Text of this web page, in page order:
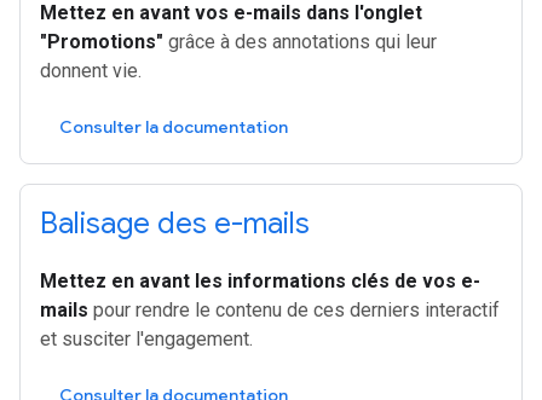
Mettez en avant vos e-mails dans l'onglet
"Promotions" grâce à des annotations qui leur
donnent vie.
Consulter la documentation
Balisage des e-mails
Mettez en avant les informations clés de vos e-
mails pour rendre le contenu de ces derniers interactif
et susciter l'engagement.
Consulter la documentation